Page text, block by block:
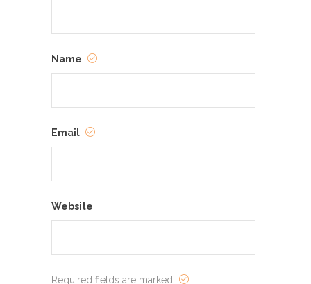
Name
Email
Website
Required fields are marked